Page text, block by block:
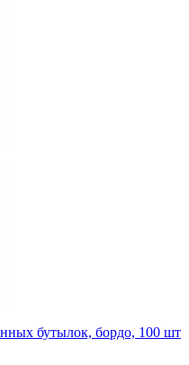
бутылок, бордо, 100 шт